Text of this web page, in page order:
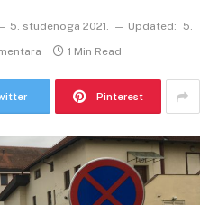
5. studenoga 2021. Updated:
5.
1 Min Read
Pinterest